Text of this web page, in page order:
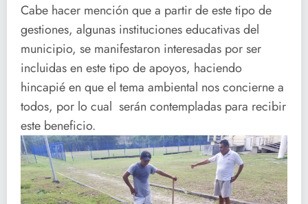
Cabe hacer mención que a partir de este tipo de
gestiones, algunas instituciones educativas del
municipio, se manifestaron interesadas por ser
incluidas en este tipo de apoyos, haciendo
hincapié en que el tema ambiental nos concierne a
todos, por lo cual serán contempladas para recibir
este beneficio.